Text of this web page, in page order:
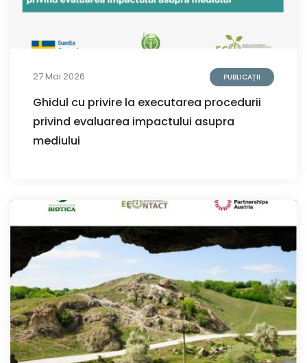
27 Mai 2026 PUBLICAȚII
Ghidul cu privire la executarea procedurii
privind evaluarea impactului asupra
mediului